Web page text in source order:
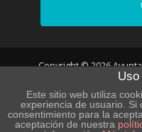
N/A
N/A
Copyright © 2026
POLÍTICA DE
Este sitio web utiliza
experiencia de usuario. Si
consentimiento para la
aceptación de nuestra